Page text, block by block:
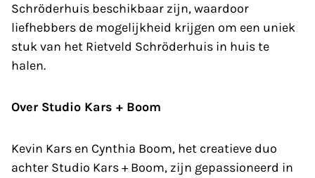
Schröderhuis beschikbaar zijn, waardoor
liefhebbers de mogelijkheid krijgen om een uniek
stuk van het Rietveld Schröderhuis in huis te
halen.
Over Studio Kars + Boom
Kevin Kars en Cynthia Boom, het creatieve duo
achter Studio Kars + Boom, zijn gepassioneerd in